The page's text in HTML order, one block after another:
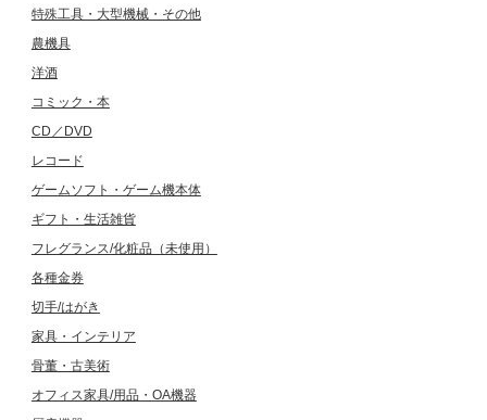
特殊工具・大型機械・その他
農機具
洋酒
コミック・本
CD／DVD
レコード
ゲームソフト・ゲーム機本体
ギフト・生活雑貨
フレグランス/化粧品（未使用）
各種金券
切手/はがき
家具・インテリア
骨董・古美術
オフィス家具/用品・OA機器